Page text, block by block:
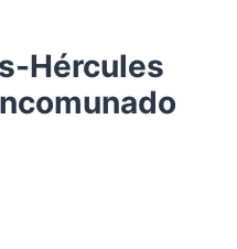
Hércules